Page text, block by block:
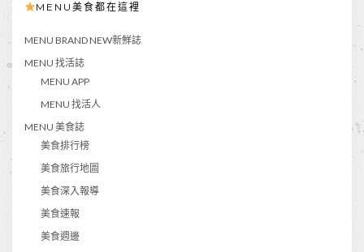
MENU美食都在這裡
MENU BRAND NEW新鮮誌
MENU 找活誌
MENU APP
MENU 找活人
MENU 美食誌
美食排行榜
美食旅行地圖
美食深入報導
美食速報
美食週邊